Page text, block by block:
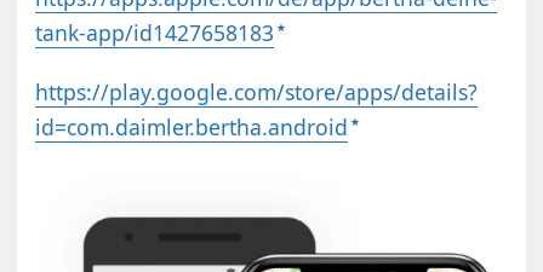
tank-app/id1427658183
https://play.google.com/store/apps/details?
id=com.daimler.bertha.android